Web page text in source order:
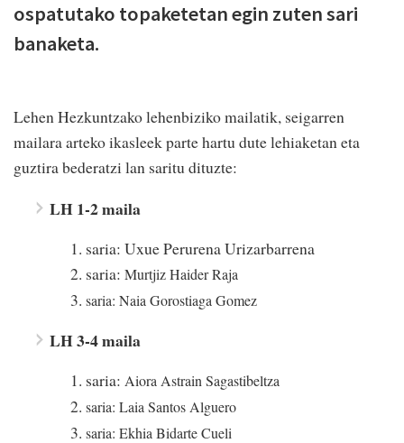
ospatutako topaketetan egin zuten sari
banaketa.
Lehen Hezkuntzako lehenbiziko mailatik, seigarren
mailara arteko ikasleek parte hartu dute lehiaketan eta
guztira bederatzi lan saritu dituzte:
LH 1-2 maila
saria: Uxue Perurena Urizarbarrena
saria: Murtjiz Haider Raja
saria: Naia Gorostiaga Gomez
LH 3-4 maila
saria: Aiora Astrain Sagastibeltza
saria: Laia Santos Alguero
saria: Ekhia Bidarte Cueli